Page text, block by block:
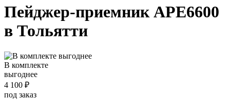
Пейджер-приемник АРЕ6600
в Тольятти
В комплекте
выгоднее
4 100 ₽
под заказ